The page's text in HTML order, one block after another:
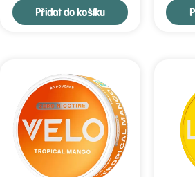
Přidat do košíku